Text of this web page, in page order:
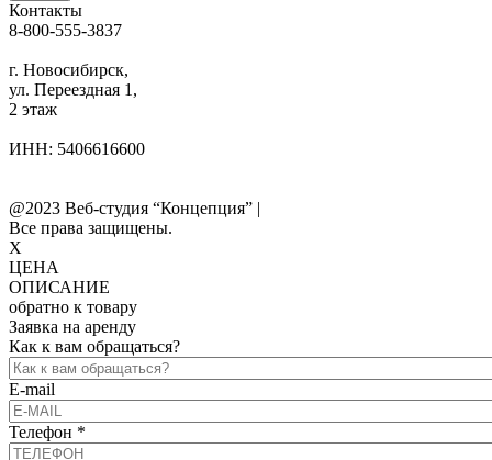
Контакты
8-800-555-3837
г. Новосибирск,
ул. Переездная 1,
2 этаж
ИНН: 5406616600
@2023 Веб-студия “Концепция” |
Все права защищены.
X
ЦЕНА
ОПИСАНИЕ
обратно к товару
Заявка на аренду
Как к вам обращаться?
E-mail
Телефон *